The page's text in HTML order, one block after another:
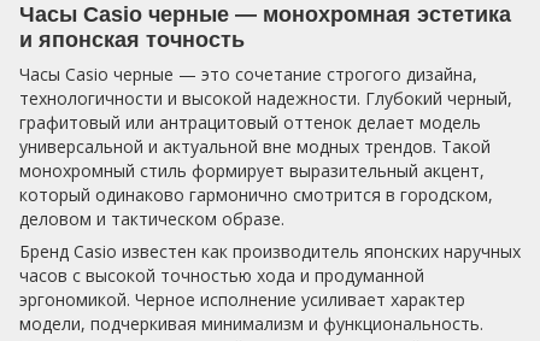
Часы Casio черные — монохромная эстетика
и японская точность
Часы Casio черные — это сочетание строгого дизайна,
технологичности и высокой надежности. Глубокий черный,
графитовый или антрацитовый оттенок делает модель
универсальной и актуальной вне модных трендов. Такой
монохромный стиль формирует выразительный акцент,
который одинаково гармонично смотрится в городском,
деловом и тактическом образе.
Бренд Casio известен как производитель японских наручных
часов с высокой точностью хода и продуманной
эргономикой. Черное исполнение усиливает характер
модели, подчеркивая минимализм и функциональность.